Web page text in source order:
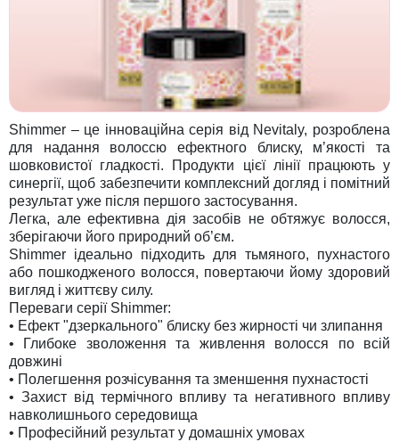
Shimmer – це інноваційна серія від Nevitaly, розроблена
для надання волоссю ефектного блиску, м’якості та
шовковистої гладкості. Продукти цієї лінії працюють у
синергії, щоб забезпечити комплексний догляд і помітний
результат уже після першого застосування.
Легка, але ефективна дія засобів не обтяжує волосся,
зберігаючи його природний об’єм.
Shimmer ідеально підходить для тьмяного, пухнастого
або пошкодженого волосся, повертаючи йому здоровий
вигляд і життєву силу.
Переваги серії Shimmer:
• Ефект "дзеркального" блиску без жирності чи злипання
• Глибоке зволоження та живлення волосся по всій
довжині
• Полегшення розчісування та зменшення пухнастості
• Захист від термічного впливу та негативного впливу
навколишнього середовища
• Професійний результат у домашніх умовах